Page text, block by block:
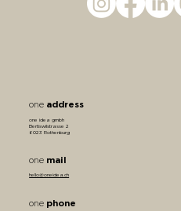
one mail
one address
one idea gmbh
Bertiswilstrasse 2
6023 Rothenburg
hello@oneidea.ch
one phone